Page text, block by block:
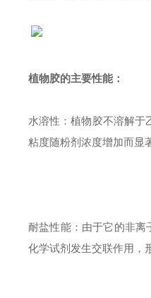
植物胶的主要性能：
水溶性：植物胶不溶解于
粘度随粉剂浓度增加而显
耐盐性能：由于它的非
化学试剂发生交联作用，